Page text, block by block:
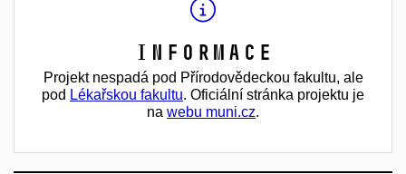
Informace
Projekt nespadá pod Přírodovědeckou fakultu, ale
pod Lékařskou fakultu. Oficiální stránka projektu je
na webu muni.cz.